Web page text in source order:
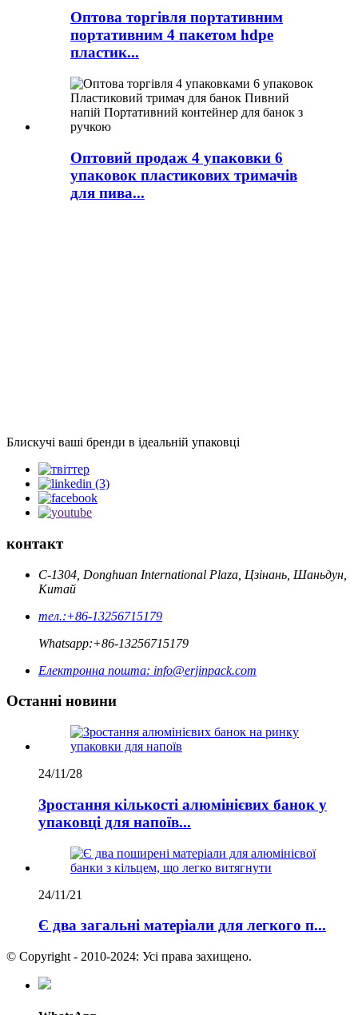
Оптова торгівля портативним
портативним 4 пакетом hdpe
пластик...
Оптовий продаж 4 упаковки 6
упаковок пластикових тримачів
для пива...
Блискучі ваші бренди в ідеальній упаковці
контакт
C-1304, Donghuan International Plaza, Цзінань, Шаньдун,
Китай
тел.:+86-13256715179
Whatsapp:+86-13256715179
Електронна пошта: info@erjinpack.com
Останні новини
24/11/28
Зростання кількості алюмінієвих банок у
упаковці для напоїв...
24/11/21
Є два загальні матеріали для легкого п...
© Copyright - 2010-2024: Усі права захищено.